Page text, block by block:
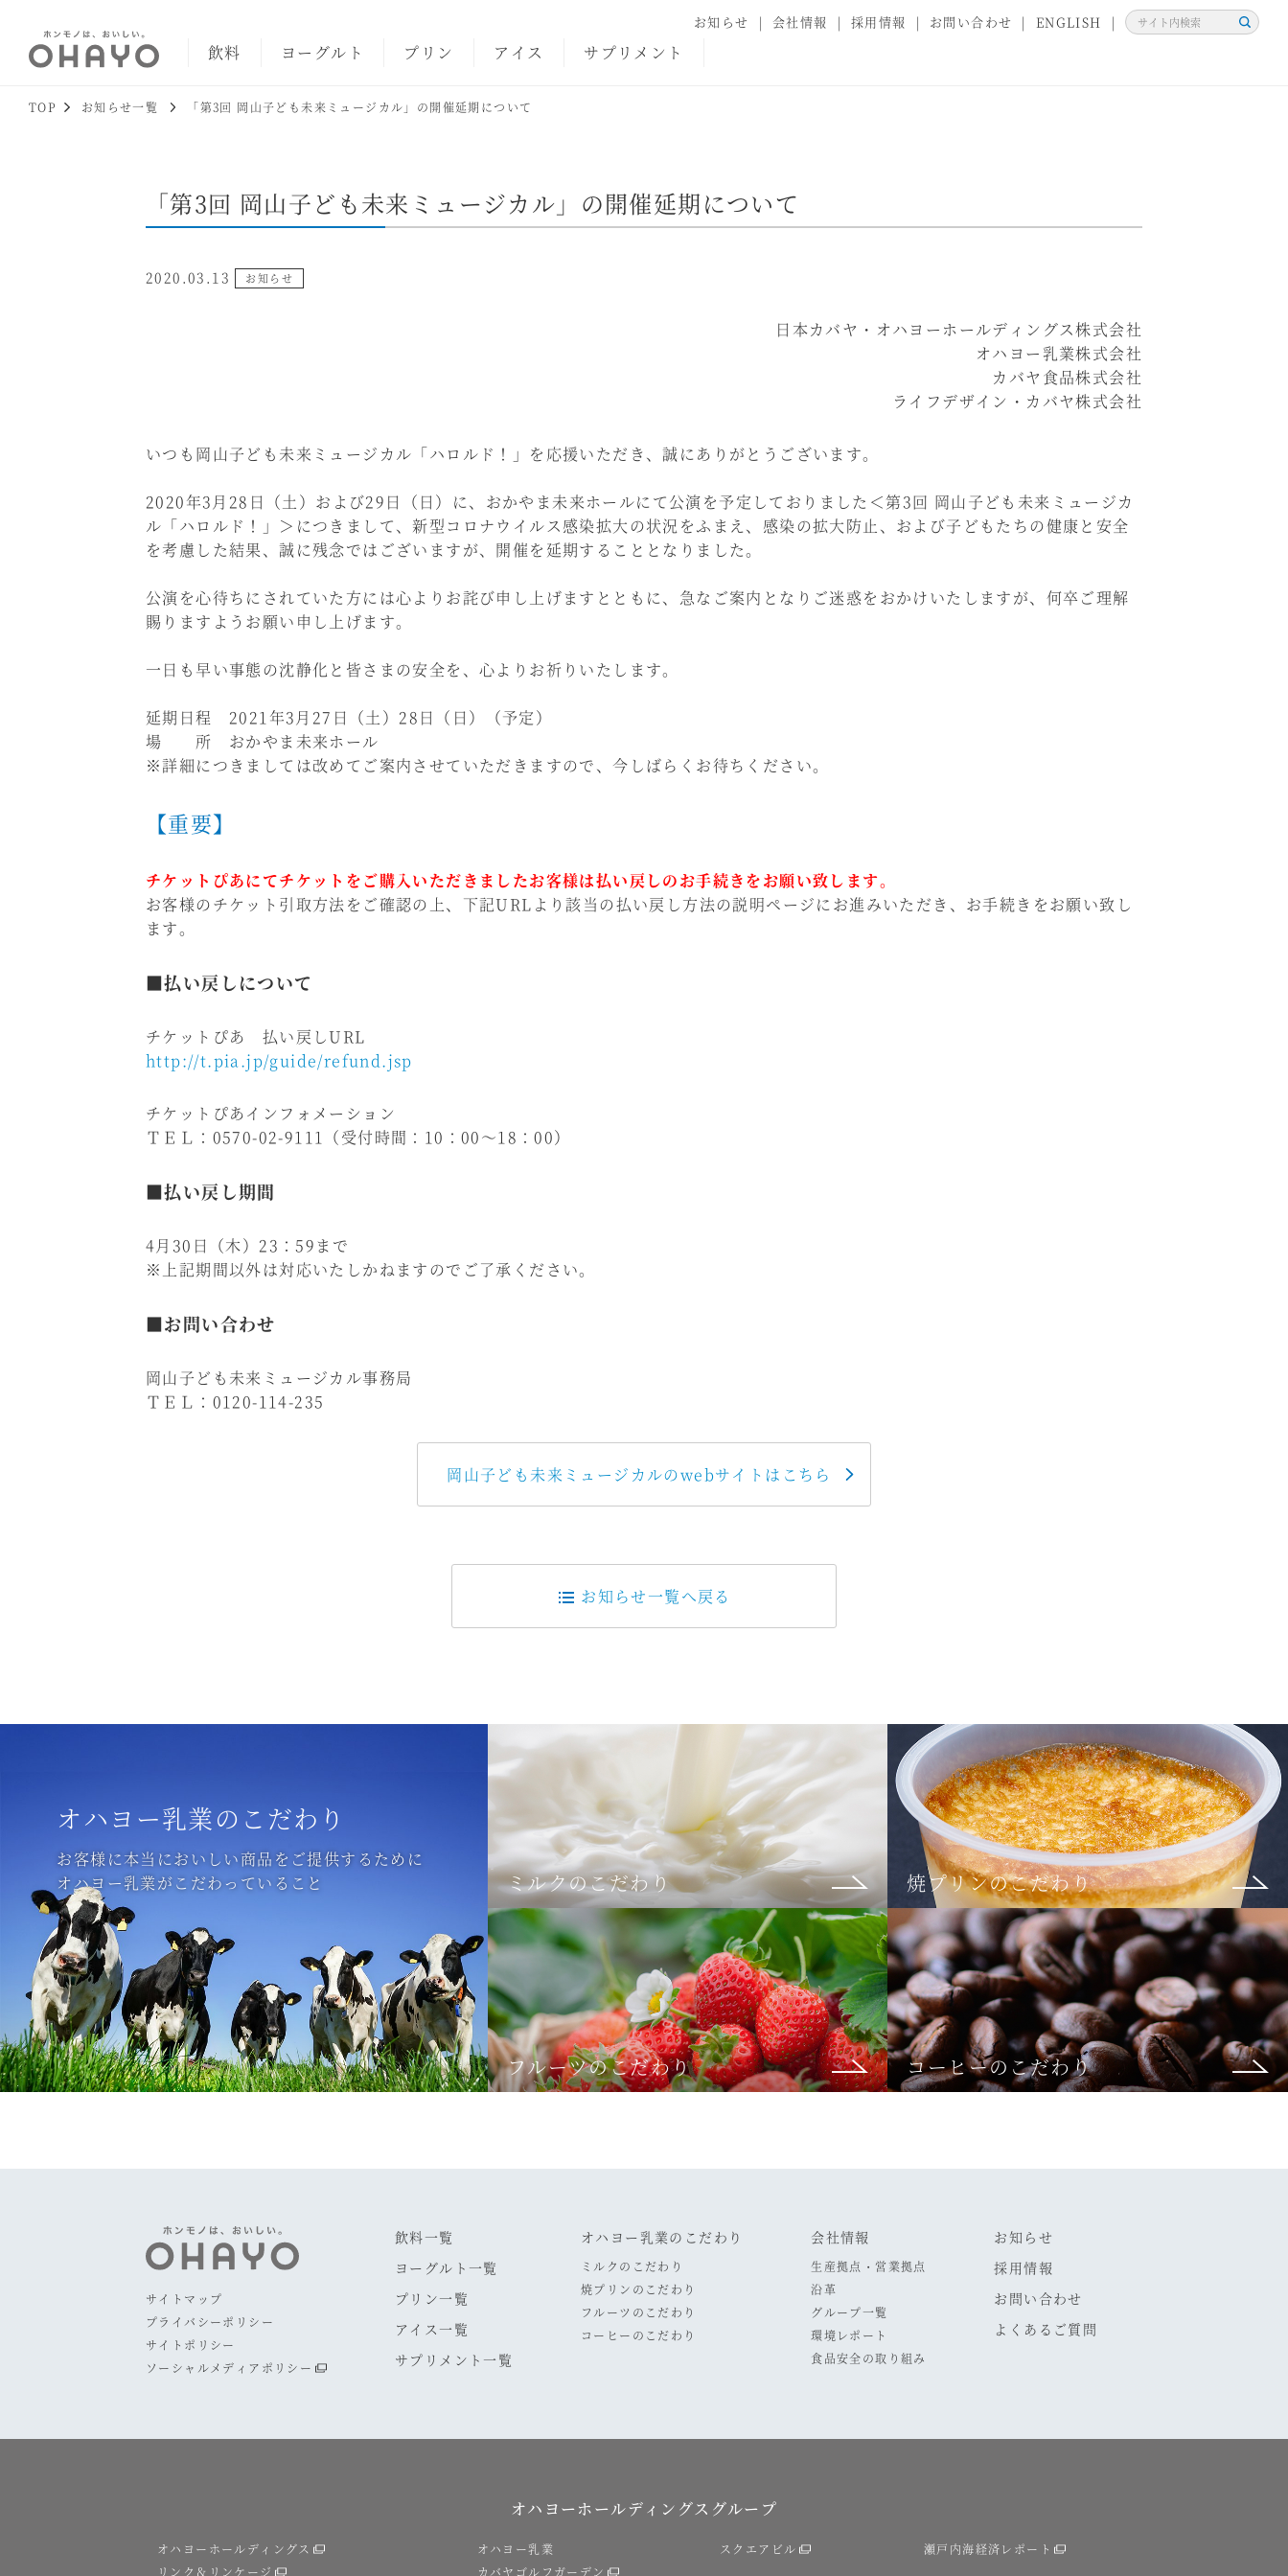
飲料 ヨーグルト プリン アイス サプリメント
お知らせ 会社情報 採用情報 お問い合わせ ENGLISH
検
TOP お知らせ一覧 「第3回 岡山子ども未来ミュージカル」の開催延期について
「第3回 岡山子ども未来ミュージカル」の開催延期について
2020.03.13 お知らせ
日本カバヤ・オハヨーホールディングス株式会社
オハヨー乳業株式会社
カバヤ食品株式会社
ライフデザイン・カバヤ株式会社
いつも岡山子ども未来ミュージカル「ハロルド！」を応援いただき、誠にありがとうございます。
2020年3月28日（土）および29日（日）に、おかやま未来ホールにて公演を予定しておりました＜第3回 岡山子ども未来ミュージカ
ル「ハロルド！」＞につきまして、新型コロナウイルス感染拡大の状況をふまえ、感染の拡大防止、および子どもたちの健康と安全
を考慮した結果、誠に残念ではございますが、開催を延期することとなりました。
公演を心待ちにされていた方には心よりお詫び申し上げますとともに、急なご案内となりご迷惑をおかけいたしますが、何卒ご理解
賜りますようお願い申し上げます。
一日も早い事態の沈静化と皆さまの安全を、心よりお祈りいたします。
延期日程 2021年3月27日（土）28日（日）（予定）
場 所 おかやま未来ホール
※詳細につきましては改めてご案内させていただきますので、今しばらくお待ちください。
【重要】
チケットぴあにてチケットをご購入いただきましたお客様は払い戻しのお手続きをお願い致します。
お客様のチケット引取方法をご確認の上、下記URLより該当の払い戻し方法の説明ページにお進みいただき、お手続きをお願い致し
ます。
■払い戻しについて
チケットぴあ 払い戻しURL
http://t.pia.jp/guide/refund.jsp
チケットぴあインフォメーション
ＴＥＬ：0570-02-9111（受付時間：10：00～18：00）
■払い戻し期間
4月30日（木）23：59まで
※上記期間以外は対応いたしかねますのでご了承ください。
■お問い合わせ
岡山子ども未来ミュージカル事務局
ＴＥＬ：0120-114-235
岡山子ども未来ミュージカルのwebサイトはこちら
お知らせ一覧へ戻る
オハヨー乳業のこだわり
お客様に本当においしい商品をご提供するために
オハヨー乳業がこだわっていること
ミルクのこだわり 焼プリンのこだわり
フルーツのこだわり コーヒーのこだわり
サイトマップ
プライバシーポリシー
サイトポリシー
ソーシャルメディアポリシー
飲料一覧
ヨーグルト一覧
プリン一覧
アイス一覧
サプリメント一覧
オハヨー乳業のこだわり
ミルクのこだわり
焼プリンのこだわり
フルーツのこだわり
コーヒーのこだわり
会社情報
生産拠点・営業拠点
沿革
グループ一覧
環境レポート
食品安全の取り組み
お知らせ
採用情報
お問い合わせ
よくあるご質問
オハヨーホールディングスグループ
オハヨーホールディングス
リンク＆リンケージ
オハヨー乳業
カバヤゴルフガーデン
スクエアビル 瀬戸内海経済レポート